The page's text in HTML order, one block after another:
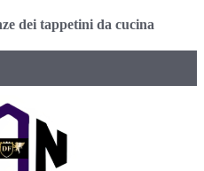
dei tappetini da cucina